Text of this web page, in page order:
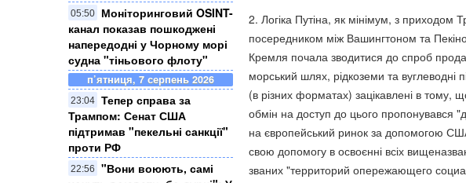
05:50
Моніторинговий OSINT-
канал показав пошкоджені
напередодні у Чорному морі
судна "тіньового флоту"
п’ятниця, 7 серпень 2026
23:04 Тепер справа за
Трампом: Сенат США
підтримав "пекельні санкції"
проти РФ
22:56
​"Вони воюють, самі
2. Логіка Путіна, як мінімум, з
посередником між Вашингтоном та
Кремля почала зводитися до спроб
морський шлях, рідкоземи та вуглеводні
(в різних форматах) зацікавлені в
обмін на доступ до цього пропонувався
на європейський ринок за допомогою
свою допомогу в освоєнні всіх
званих "территорий опережающего